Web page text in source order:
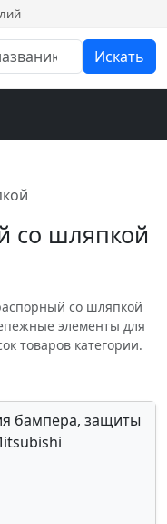
Искать
со шляпкой
со шляпкой
элементы для
товаров категории.